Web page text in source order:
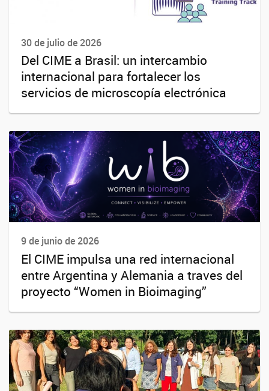
30 de julio de 2026
Del CIME a Brasil: un intercambio
internacional para fortalecer los
servicios de microscopía electrónica
9 de junio de 2026
El CIME impulsa una red internacional
entre Argentina y Alemania a traves del
proyecto “Women in Bioimaging”